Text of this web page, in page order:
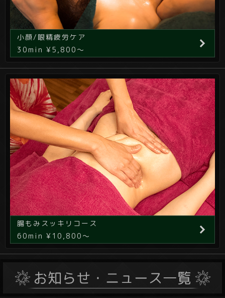
小顔/眼精疲労ケア
30min ¥5,800～
腸もみスッキリコース
60min ¥10,800～